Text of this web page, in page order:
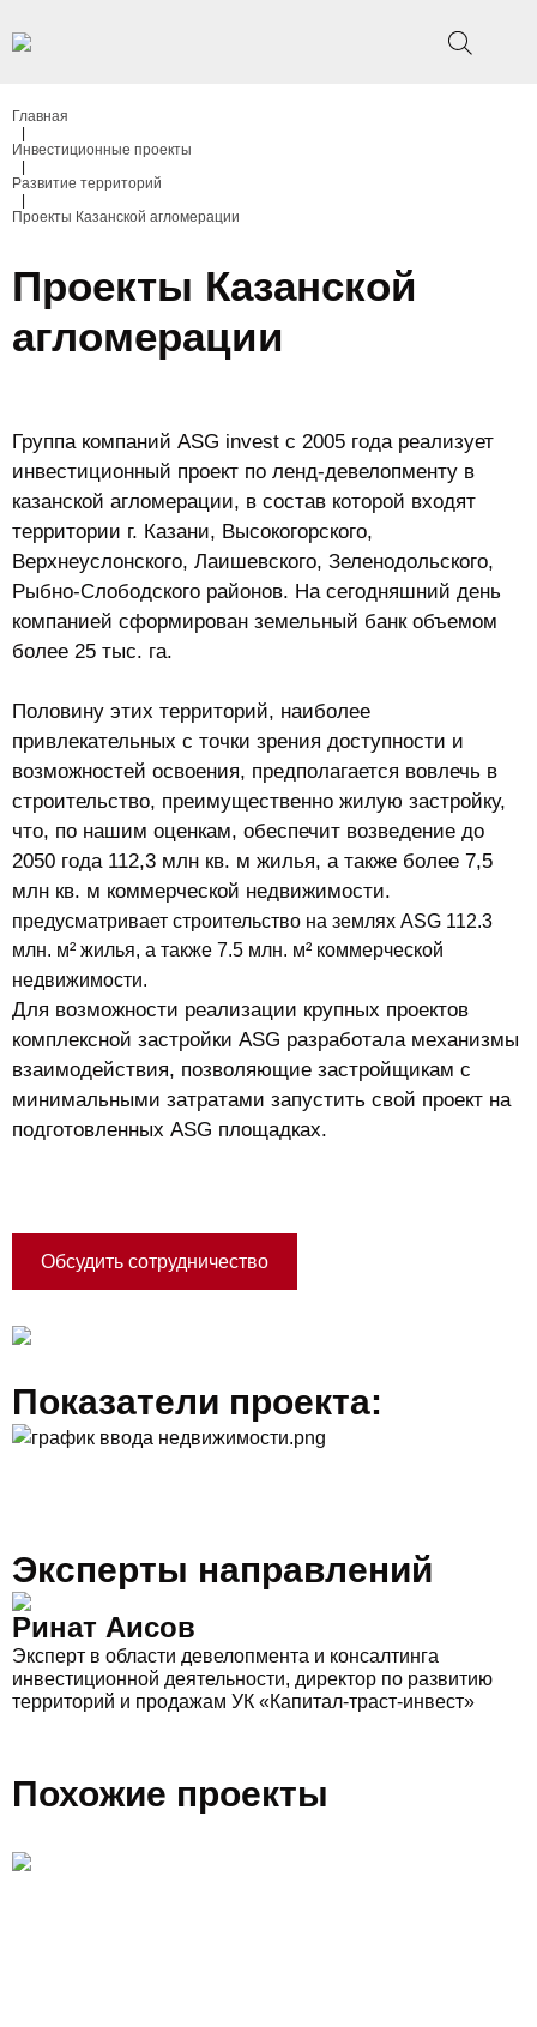
Главная
Инвестиционные проекты
Развитие территорий
Проекты Казанской агломерации
Проекты Казанской
агломерации
Группа компаний ASG invest c 2005 года реализует
инвестиционный проект по ленд-девелопменту в
казанской агломерации, в состав которой входят
территории г. Казани, Высокогорского,
Верхнеуслонского, Лаишевского, Зеленодольского,
Рыбно-Слободского районов. На сегодняшний день
компанией сформирован земельный банк объемом
более 25 тыс. га.
Половину этих территорий, наиболее
привлекательных с точки зрения доступности и
возможностей освоения, предполагается вовлечь в
строительство, преимущественно жилую застройку,
что, по нашим оценкам, обеспечит возведение до
2050 года 112,3 млн кв. м жилья, а также более 7,5
млн кв. м коммерческой недвижимости.
предусматривает строительство на землях ASG 112.3
млн. м² жилья, а также 7.5 млн. м² коммерческой
недвижимости.
Для возможности реализации крупных проектов
комплексной застройки ASG разработала механизмы
взаимодействия, позволяющие застройщикам с
минимальными затратами запустить свой проект на
подготовленных ASG площадках.
Обсудить сотрудничество
Показатели проекта:
Эксперты направлений
Ринат Аисов
Эксперт в области девелопмента и консалтинга
инвестиционной деятельности, директор по развитию
территорий и продажам УК «Капитал-траст-инвест»
Похожие проекты